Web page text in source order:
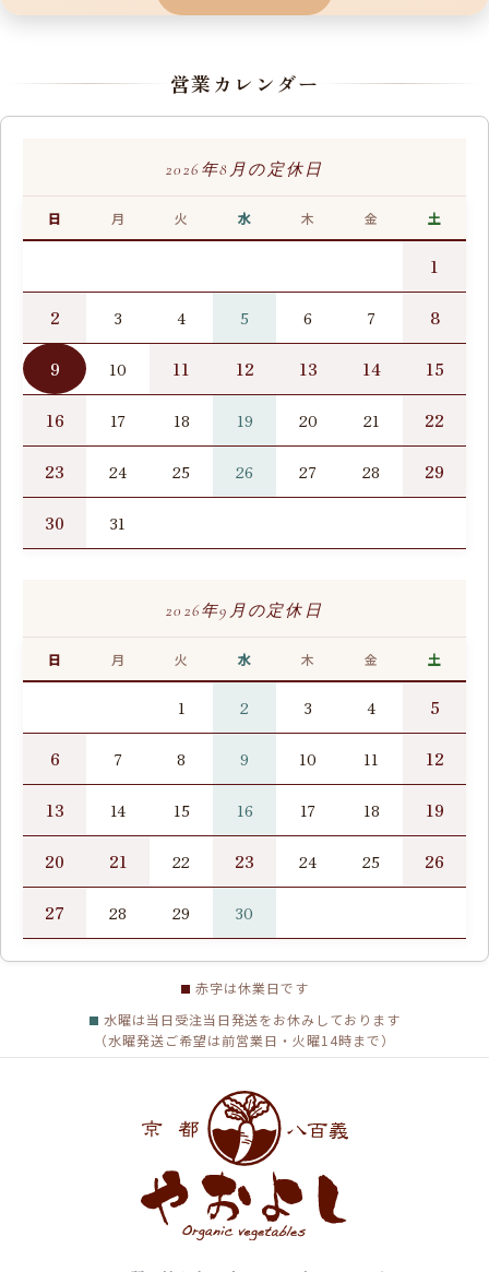
営業カレンダー
2026年8月の定休日
日 月 火 水 木 金 土
1
2 3 4 5 6 7 8
9 10 11 12 13 14 15
16 17 18 19 20 21 22
23 24 25 26 27 28 29
30 31
2026年9月の定休日
日 月 火 水 木 金 土
1 2 3 4 5
6 7 8 9 10 11 12
13 14 15 16 17 18 19
20 21 22 23 24 25 26
27 28 29 30
赤字は休業日です
水曜は当日受注当日発送をお休みしております
（水曜発送ご希望は前営業日・火曜14時まで）